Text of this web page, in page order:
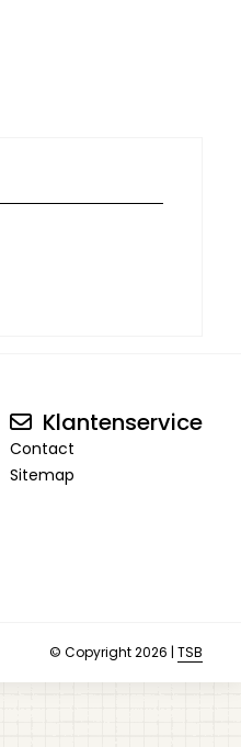
Klantenservice
Contact
Sitemap
© Copyright 2026 | TSB